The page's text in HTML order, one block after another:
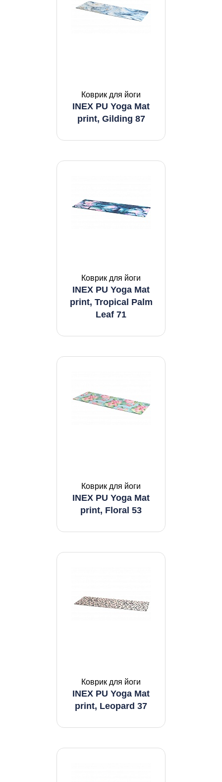
Коврик для йоги
INEX PU Yoga Mat
print, Gilding 87
Коврик для йоги
INEX PU Yoga Mat
print, Tropical Palm
Leaf 71
Коврик для йоги
INEX PU Yoga Mat
print, Floral 53
Коврик для йоги
INEX PU Yoga Mat
print, Leopard 37